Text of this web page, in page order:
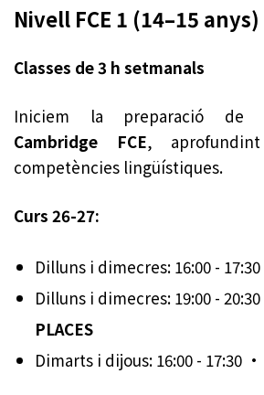
Nivell FCE 1 (14–15 anys)
Classes de 3 h setmanals
Iniciem la preparació de
Cambridge FCE,
competències lingüístiques.
Curs 26-27:
Dilluns i dimecres: 16:00 -
Dilluns i dimecres: 19:00 -
PLACES
Dimarts i dijous: 16:00 - 17:30 ·